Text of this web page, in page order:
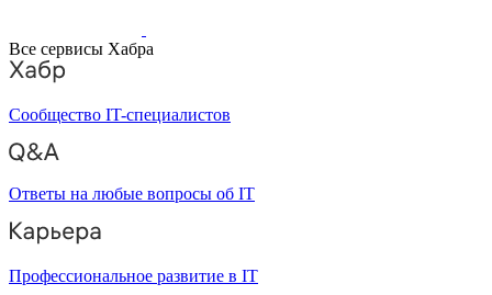
Все сервисы Хабра
Сообщество IT-специалистов
Ответы на любые вопросы об IT
Профессиональное развитие в IT